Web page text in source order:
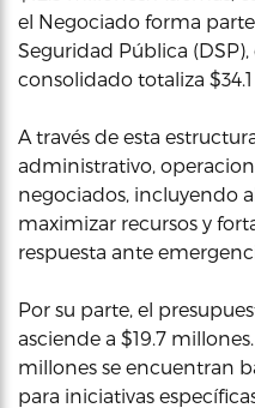
el Negociado forma
Seguridad Pública
consolidado totaliza
A través de esta
administrativo,
negociados, incluyendo
maximizar recursos y
respuesta ante
Por su parte, el
asciende a $19.7
millones se encuentran
para iniciativas